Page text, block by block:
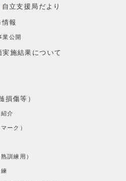
自立支援局だより
報
業公開
施結果について
損傷等）
介
ーク）
訓練用）